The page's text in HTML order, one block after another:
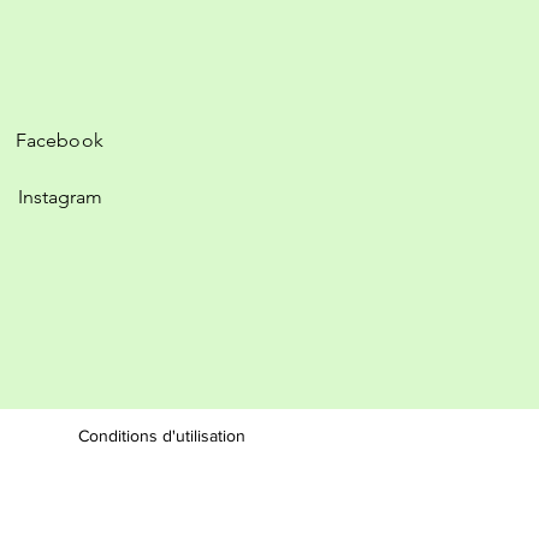
Facebook
Instagram
Conditions d'utilisation